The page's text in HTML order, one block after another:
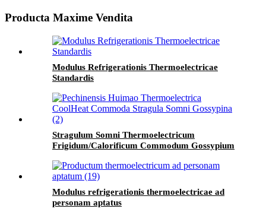
Producta Maxime Vendita
Modulus Refrigerationis Thermoelectricae
Standardis
Stragulum Somni Thermoelectricum
Frigidum/Calorificum Commodum Gossypium
Modulus refrigerationis thermoelectricae ad
personam aptatus